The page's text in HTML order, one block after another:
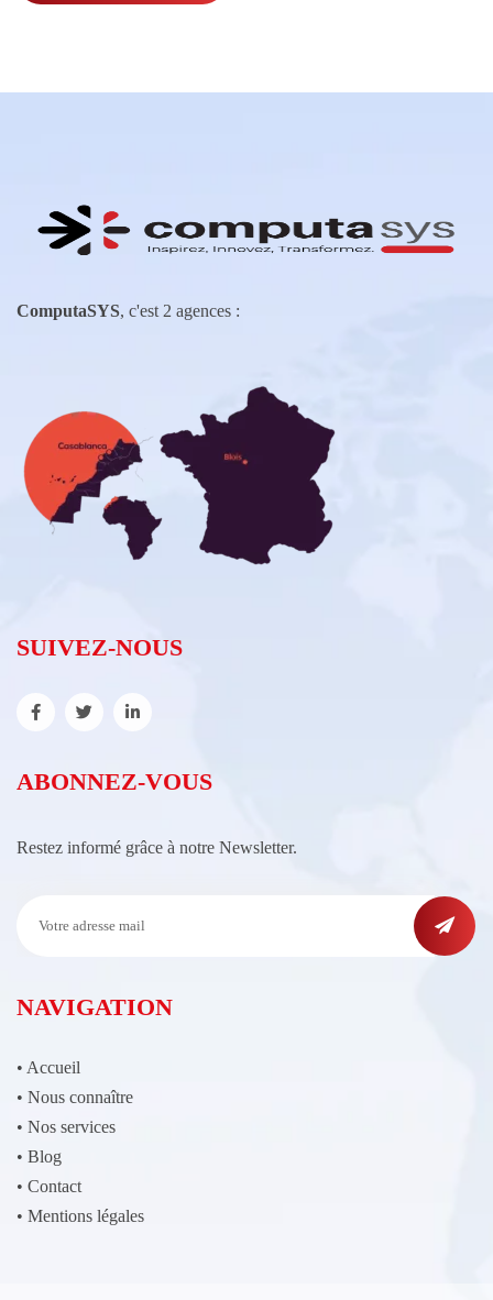
ComputaSYS, c'est 2 agences :
SUIVEZ-NOUS
ABONNEZ-VOUS
Restez informé grâce à notre Newsletter.
NAVIGATION
• Accueil
• Nous connaître
• Nos services
• Blog
• Contact
• Mentions légales